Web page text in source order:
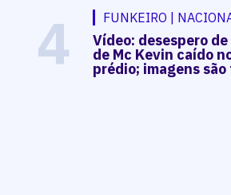
4 FUNKEIRO |
Vídeo: desespero
de Mc Kevin caído
prédio; imagens